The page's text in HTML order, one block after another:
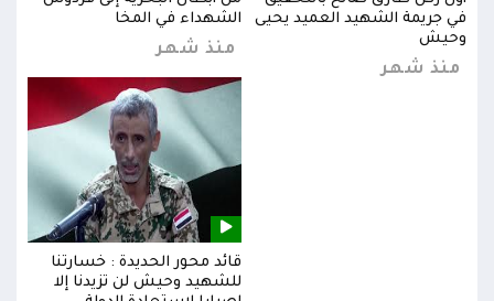
في جريمة الشهيد العميد يحيى
وحيش
منذ شهر
الشهداء في المخا
منذ شهر
قائد محور الحديدة : خسارتنا
للشهيد وحيش لن تزيدنا إلا